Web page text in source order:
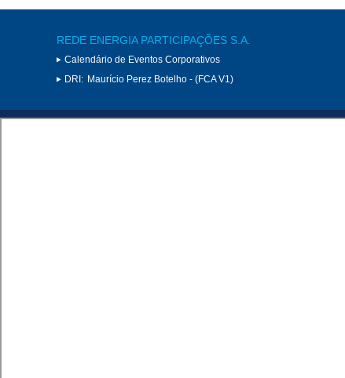
REDE ENERGIA PARTICIPAÇÕES S.A.
Calendário de Eventos Corporativos
DRI: Maurício Perez Botelho - (FCA V1)